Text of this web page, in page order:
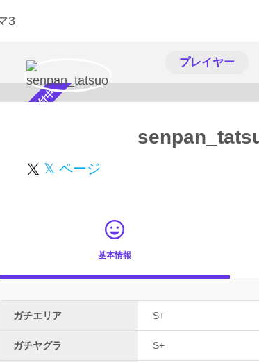
プレイヤー
スカウト受付中
𝕏 ページ
基本情報
ガチエリア S+
ガチヤグラ S+